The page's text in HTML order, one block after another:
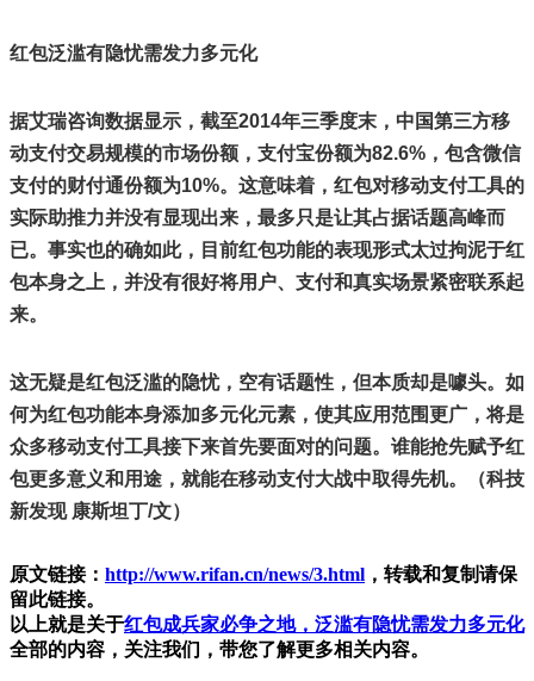
红包泛滥有隐忧需发力多元化
据艾瑞咨询数据显示，截至2014年三季度末，中国第三方移
动支付交易规模的市场份额，支付宝份额为82.6%，包含微信
支付的财付通份额为10%。这意味着，红包对移动支付工具的
实际助推力并没有显现出来，最多只是让其占据话题高峰而
已。事实也的确如此，目前红包功能的表现形式太过拘泥于红
包本身之上，并没有很好将用户、支付和真实场景紧密联系起
来。
这无疑是红包泛滥的隐忧，空有话题性，但本质却是噱头。如
何为红包功能本身添加多元化元素，使其应用范围更广，将是
众多移动支付工具接下来首先要面对的问题。谁能抢先赋予红
包更多意义和用途，就能在移动支付大战中取得先机。（科技
新发现 康斯坦丁/文）
原文链接： http://www.rifan.cn/news/3.html ，转载和复制请保
留此链接。
以上就是关于红包成兵家必争之地，泛滥有隐忧需发力多元化
全部的内容，关注我们，带您了解更多相关内容。